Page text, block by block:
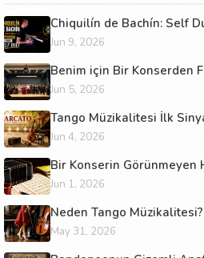
Chiquilín de Bachín: Self
Jun 9, 2026
Benim için Bir Konserden
Jun 5, 2026
Tango Müzikalitesi İlk
Jun 4, 2026
Bir Konserin Görünmeyen
Jun 1, 2026
Neden Tango Müzikalitesi?
May 31, 2026